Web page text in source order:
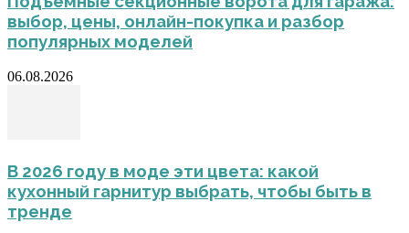
выбор, цены, онлайн-покупка и разбор
популярных моделей
06.08.2026
В 2026 году в моде эти цвета: какой
кухонный гарнитур выбрать, чтобы быть в
тренде